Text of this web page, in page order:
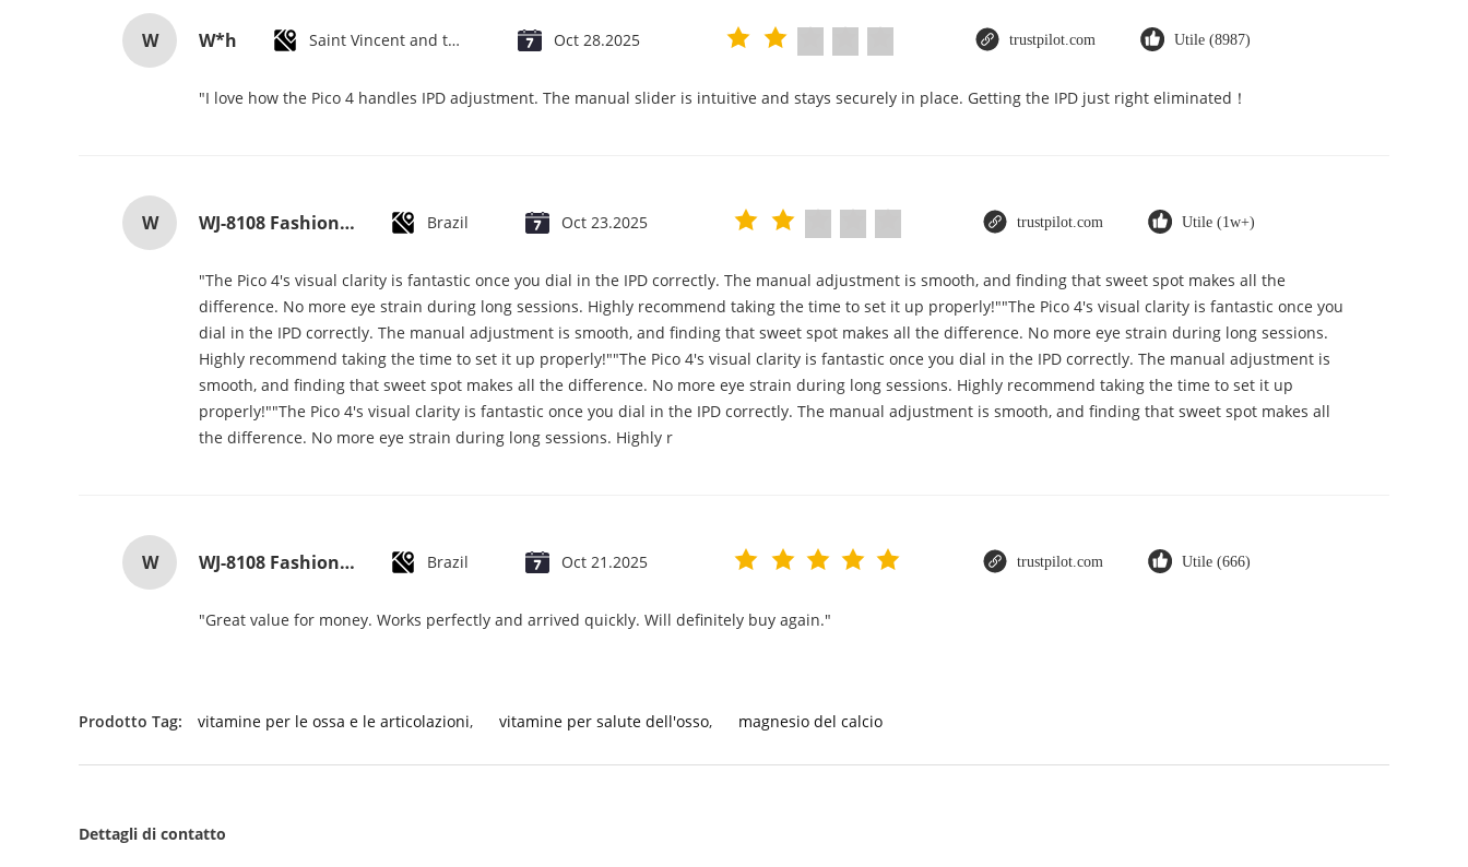
W W*h Saint Vincent and the Grenadines Oct 28.2025 trustpilot.com Utile (8987)
"I love how the Pico 4 handles IPD adjustment. The manual slider is intuitive and stays securely in place. Getting the IPD just right eliminated！
W WJ-8108 Fashionable Simple Men's Watch Waterproof High-quality Quartz watch High-grade Small MOQ OEM watch Brazil Oct 23.2025 trustpilot.com Utile (1w+)
"The Pico 4's visual clarity is fantastic once you dial in the IPD correctly. The manual adjustment is smooth, and finding that sweet spot makes all the
difference. No more eye strain during long sessions. Highly recommend taking the time to set it up properly!""The Pico 4's visual clarity is fantastic once you
dial in the IPD correctly. The manual adjustment is smooth, and finding that sweet spot makes all the difference. No more eye strain during long sessions.
Highly recommend taking the time to set it up properly!""The Pico 4's visual clarity is fantastic once you dial in the IPD correctly. The manual adjustment is
smooth, and finding that sweet spot makes all the difference. No more eye strain during long sessions. Highly recommend taking the time to set it up
properly!""The Pico 4's visual clarity is fantastic once you dial in the IPD correctly. The manual adjustment is smooth, and finding that sweet spot makes all
the difference. No more eye strain during long sessions. Highly r
W WJ-8108 Fashionable Simple Men's Watch Waterproof High-quality Quartz watch High-grade Small MOQ OEM watch Brazil Oct 21.2025 trustpilot.com Utile (666)
"Great value for money. Works perfectly and arrived quickly. Will definitely buy again."
Prodotto Tag: vitamine per le ossa e le articolazioni, vitamine per salute dell'osso, magnesio del calcio
Dettagli di contatto